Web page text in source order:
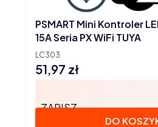
LC303
PSMART Mini Kontroler
15A Seria PX WiFi TUYA
Cena
51,97 zł
ZAPISZ
DO